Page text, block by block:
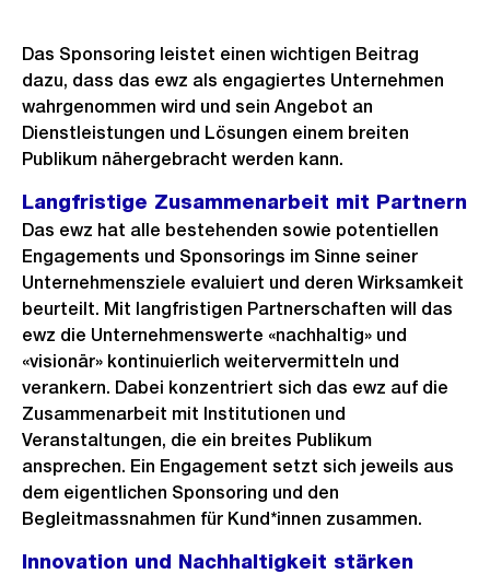
Das Sponsoring leistet einen wichtigen Beitrag
dazu, dass das ewz als engagiertes Unternehmen
wahrgenommen wird und sein Angebot an
Dienstleistungen und Lösungen einem breiten
Publikum nähergebracht werden kann.
Langfristige Zusammenarbeit mit Partnern
Das ewz hat alle bestehenden sowie potentiellen
Engagements und Sponsorings im Sinne seiner
Unternehmensziele evaluiert und deren Wirksamkeit
beurteilt. Mit langfristigen Partnerschaften will das
ewz die Unternehmenswerte «nachhaltig» und
«visionär» kontinuierlich weitervermitteln und
verankern. Dabei konzentriert sich das ewz auf die
Zusammenarbeit mit Institutionen und
Veranstaltungen, die ein breites Publikum
ansprechen. Ein Engagement setzt sich jeweils aus
dem eigentlichen Sponsoring und den
Begleitmassnahmen für Kund*innen zusammen.
Innovation und Nachhaltigkeit stärken